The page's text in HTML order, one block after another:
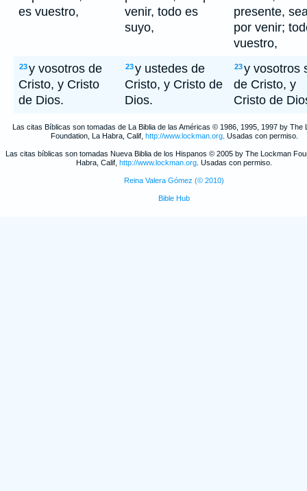
es vuestro,
venir, todo es
suyo,
presente,
por venir;
vuestro,
23y vosotros de
Cristo, y Cristo
de Dios.
23y ustedes de
Cristo, y Cristo de
Dios.
23y vosotros
de Cristo, y
Cristo de
Las citas Bíblicas son tomadas de La Biblia de las Américas © 1986, 1995, 1997 by The
Foundation, La Habra, Calif, http://www.lockman.org. Usadas con permiso.
Las citas bíblicas son tomadas Nueva Biblia de los Hispanos © 2005 by The Lockman
Habra, Calif, http://www.lockman.org . Usadas con permiso.
Reina Valera Gómez (© 2010)
Bible Hub